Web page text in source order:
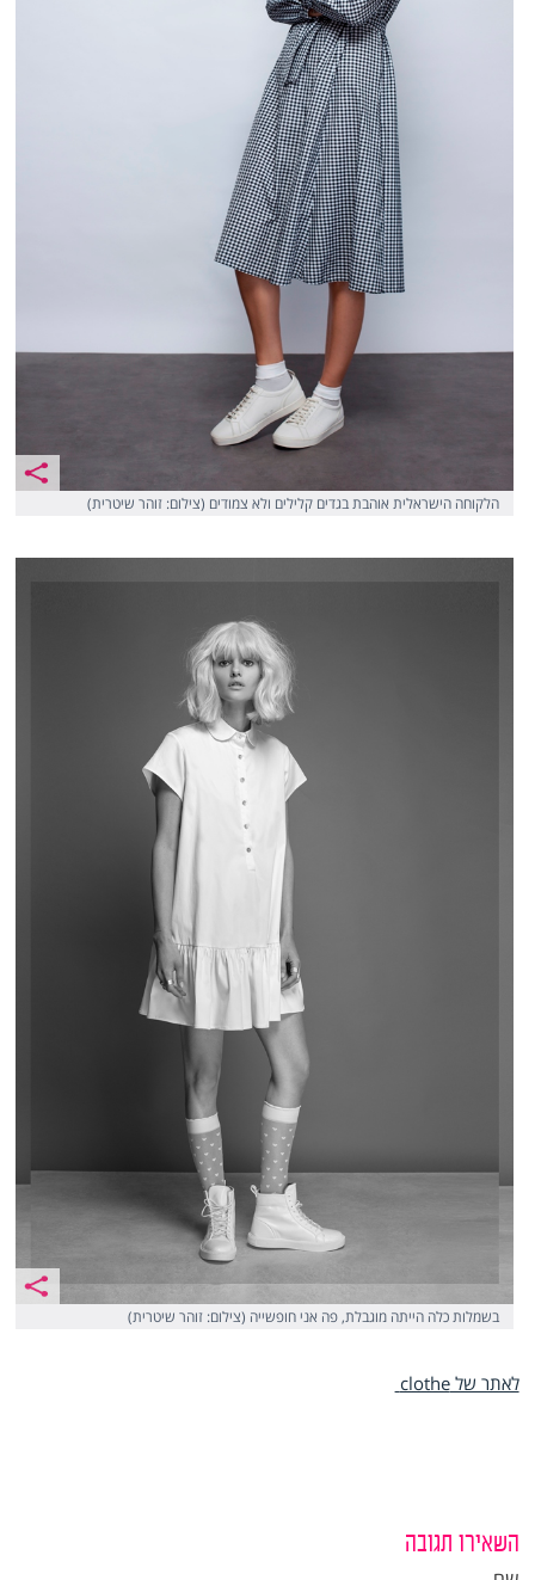
הלקוחה הישראלית אוהבת בגדים קלילים ולא צמודים (צילום: זוהר שיטרית)
בשמלות כלה הייתה מוגבלת, פה אני חופשייה (צילום: זוהר שיטרית)
לאתר של clothe
השאירו תגובה